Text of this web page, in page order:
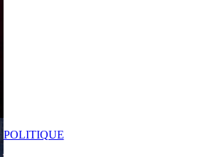
POLITIQUE